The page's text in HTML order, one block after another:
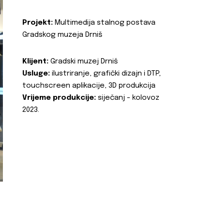
Projekt: Multimedija stalnog postava
Gradskog muzeja Drniš
Klijent: Gradski muzej Drniš
Usluge: ilustriranje, grafički dizajn i DTP,
touchscreen aplikacije, 3D produkcija
Vrijeme produkcije: siječanj - kolovoz
2023.